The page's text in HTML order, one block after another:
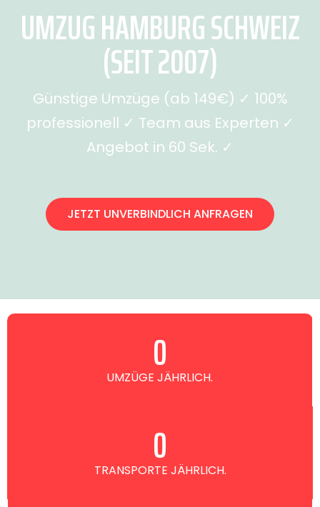
UMZUG HAMBURG SCHWEIZ
(SEIT 2007)
Günstige Umzüge (ab 149€) ✓ 100%
professionell ✓ Team aus Experten ✓
Angebot in 60 Sek. ✓
JETZT UNVERBINDLICH ANFRAGEN
UMZÜGE JÄHRLICH.
0
TRANSPORTE JÄHRLICH.
0